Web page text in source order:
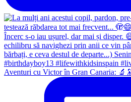
Aventuri cu Victor în Gran Canaria: